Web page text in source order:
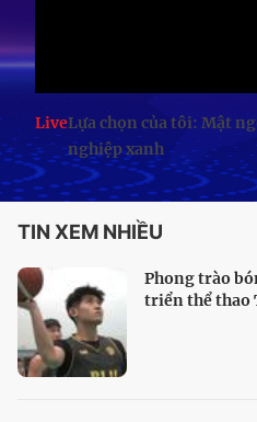
LiveLựa chọn của tôi: Mật
nghiệp xanh
TIN XEM NHIỀU
Phong trào
triển thể thao